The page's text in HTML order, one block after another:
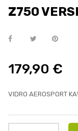
Z750
179,90 €
VIDRO AEROSPORT